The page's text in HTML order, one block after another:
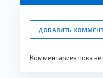
ДОБАВИТЬ
Комментариев пока